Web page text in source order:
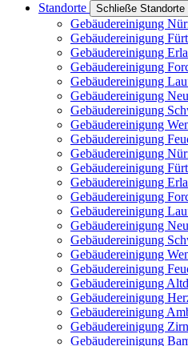
Standorte
Schließe Standorte
Gebäudereinigung
Gebäudereinigung
Gebäudereinigung
Gebäudereinigung
Gebäudereinigung
Gebäudereinigung
Gebäudereinigung
Gebäudereinigung
Gebäudereinigung
Gebäudereinigung
Gebäudereinigung
Gebäudereinigung
Gebäudereinigung
Gebäudereinigung
Gebäudereinigung
Gebäudereinigung
Gebäudereinigung
Gebäudereinigung
Gebäudereinigung
Gebäudereinigung
Gebäudereinigung
Gebäudereinigung
Gebäudereinigung